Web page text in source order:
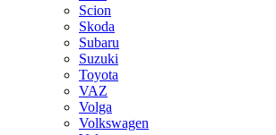
Scion
Skoda
Subaru
Suzuki
Toyota
VAZ
Volga
Volkswagen